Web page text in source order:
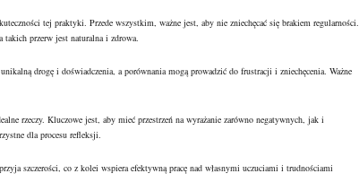
tej praktyki. Przede wszystkim, ważne jest, aby nie zniechęcać się brakiem regularności.
przerw jest naturalna i zdrowa.
drogę i doświadczenia, a porównania mogą prowadzić do frustracji i zniechęcenia. Ważne
rzeczy. Kluczowe jest, aby mieć przestrzeń na wyrażanie zarówno negatywnych, jak i
dla procesu refleksji.
szczerości, co z kolei wspiera efektywną pracę nad własnymi uczuciami i trudnościami